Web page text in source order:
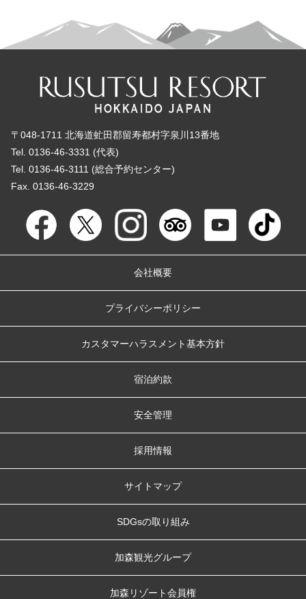
〒048-1711 北海道虻田郡留寿都村字泉川13番地
Tel. 0136-46-3331 (代表)
Tel. 0136-46-3111 (総合予約センター)
Fax. 0136-46-3229
会社概要
プライバシーポリシー
カスタマーハラスメント基本方針
宿泊約款
安全管理
採用情報
サイトマップ
SDGsの取り組み
加森観光グループ
加森リゾート会員権